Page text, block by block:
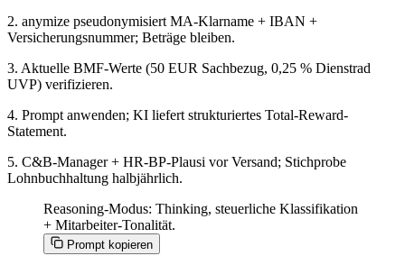
2. anymize pseudonymisiert MA-Klarname + IBAN +
Versicherungsnummer; Beträge bleiben.
3. Aktuelle BMF-Werte (50 EUR Sachbezug, 0,25 % Dienstrad
UVP) verifizieren.
4. Prompt anwenden; KI liefert strukturiertes Total-Reward-
Statement.
5. C&B-Manager + HR-BP-Plausi vor Versand; Stichprobe
Lohnbuchhaltung halbjährlich.
Reasoning-Modus: Thinking, steuerliche Klassifikation
+ Mitarbeiter-Tonalität.
Prompt kopieren